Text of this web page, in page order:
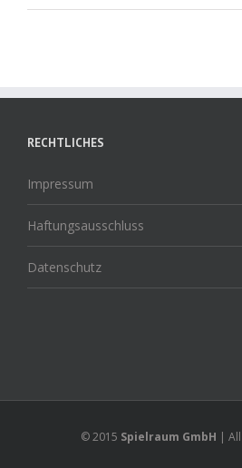
RECHTLICHES
Impressum
Haftungsausschluss
Datenschutz
© 2015 Spielraum GmbH |